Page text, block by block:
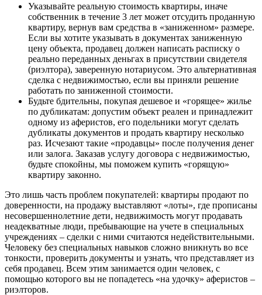
Указывайте реальную стоимость квартиры, иначе
собственник в течение 3 лет может отсудить проданную
квартиру, вернув вам средства в «заниженном» размере.
Если вы хотите указывать в документах заниженную
цену объекта, продавец должен написать расписку о
реально переданных деньгах в присутствии свидетеля
(риэлтора), заверенную нотариусом. Это альтернативная
сделка с недвижимостью, если вы приняли решение
работать по заниженной стоимости.
Будьте бдительны, покупая дешевое и «горящее» жилье
по дубликатам: допустим объект реален и принадлежит
одному из аферистов, его подельники могут сделать
дубликаты документов и продать квартиру несколько
раз. Исчезают такие «продавцы» после получения денег
или залога. Заказав услугу договора c недвижимостью,
будьте спокойны, мы поможем купить «горящую»
квартиру законно.
Это лишь часть проблем покупателей: квартиры продают по
доверенности, на продажу выставляют «лоты», где прописаны
несовершеннолетние дети, недвижимость могут продавать
неадекватные люди, пребывающие на учете в специальных
учреждениях – сделки с ними считаются недействительными.
Человеку без специальных навыков сложно вникнуть во все
тонкости, проверить документы и узнать, что представляет из
себя продавец. Всем этим занимается один человек, с
помощью которого вы не попадетесь «на удочку» аферистов –
риэлторов.